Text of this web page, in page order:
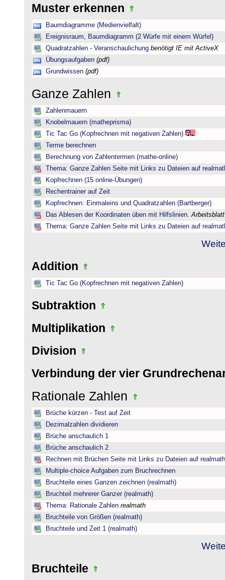
Muster erkennen
Baumdiagramme (Medienvielfalt)
Ereignisraum, Baumdiagramm (2 Würfe mit einem Würfel)
Quadratzahlen - Veranschaulichung benötigt IE mit ActiveX
Übungsaufgaben (pdf)
Grundwissen (pdf)
Ganze Zahlen
Zahlenmauern
Knobelmauern (matheprisma)
Tic Tac Go (Kopfrechnen mit negativen Zahlen)
Terme berechnen
Berechnung von Zahlentermen (mathe-online)
Thema: Ganze Zahlen Seite mit Links zu Dateien auf
Kopfrechnen (15 online-Übungen)
Rechentrainer auf Zeit
Kopfrechnen: Einmaleins und Quadratzahlen (Bartberger)
Das Ablesen der Koordinaten üben mit Hilfslinien.
Thema: Ganze Zahlen Seite mit Links zu Dateien auf
Addition
Tic Tac Go (Kopfrechnen mit negativen Zahlen)
Subtraktion
Multiplikation
Division
Verbindung der vier
Rationale Zahlen
Brüche kürzen - Test auf Zeit
Dezimalzahlen dividieren
Brüche anschaulich 1
Brüche anschaulich 2
Rechnen mit Brüchen Seite mit Links zu Dateien auf
Multiple-choice Aufgaben zum Bruchrechnen
Bruchteile eines Ganzen zeichnen (realmath)
Bruchteil mehrerer Ganzer (realmath)
Thema: Rationale Zahlen realmath
Bruchteile von Größen (realmath)
Bruchteile und Zeit 1 (realmath)
Bruchteile